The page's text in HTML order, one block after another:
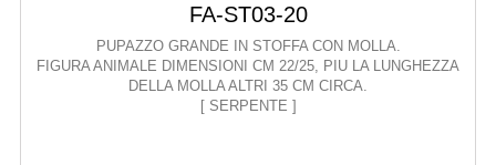
FA-ST03-20
PUPAZZO GRANDE IN STOFFA CON MOLLA.
FIGURA ANIMALE DIMENSIONI CM 22/25, PIU LA LUNGHEZZA
DELLA MOLLA ALTRI 35 CM CIRCA.
[ SERPENTE ]